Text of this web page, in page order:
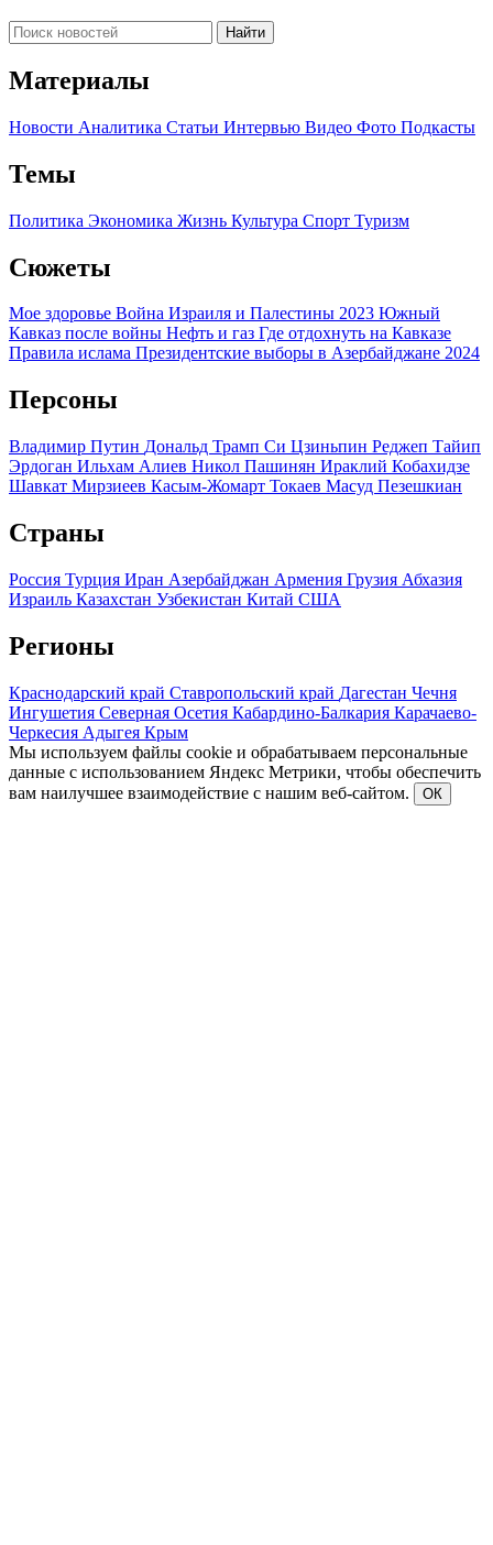
Найти
Материалы
Новости Аналитика Статьи Интервью Видео Фото Подкасты
Темы
Политика Экономика Жизнь Культура Спорт Туризм
Сюжеты
Мое здоровье Война Израиля и Палестины 2023 Южный
Кавказ после войны Нефть и газ Где отдохнуть на Кавказе
Правила ислама Президентские выборы в Азербайджане 2024
Персоны
Владимир Путин Дональд Трамп Си Цзиньпин Реджеп Тайип
Эрдоган Ильхам Алиев Никол Пашинян Ираклий Кобахидзе
Шавкат Мирзиеев Касым-Жомарт Токаев Масуд Пезешкиан
Страны
Россия Турция Иран Азербайджан Армения Грузия Абхазия
Израиль Казахстан Узбекистан Китай США
Регионы
Краснодарский край Ставропольский край Дагестан Чечня
Ингушетия Северная Осетия Кабардино-Балкария Карачаево-
Черкесия Адыгея Крым
Мы используем файлы cookie и обрабатываем персональные
данные с использованием Яндекс Метрики, чтобы обеспечить
вам наилучшее взаимодействие с нашим веб-сайтом.
ОК